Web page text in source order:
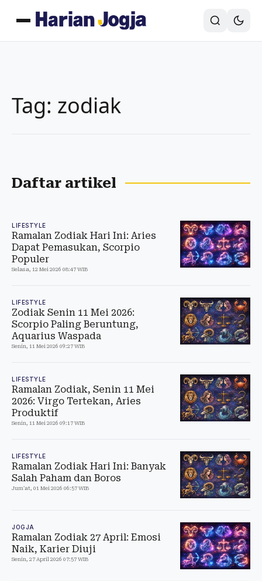
Tag: zodiak
Daftar artikel
LIFESTYLE
Ramalan Zodiak Hari Ini: Aries
Dapat Pemasukan, Scorpio
Populer
Selasa, 12 Mei 2026 08:47 WIB
LIFESTYLE
Zodiak Senin 11 Mei 2026:
Scorpio Paling Beruntung,
Aquarius Waspada
Senin, 11 Mei 2026 09:27 WIB
LIFESTYLE
Ramalan Zodiak, Senin 11 Mei
2026: Virgo Tertekan, Aries
Produktif
Senin, 11 Mei 2026 09:17 WIB
LIFESTYLE
Ramalan Zodiak Hari Ini: Banyak
Salah Paham dan Boros
Jum'at, 01 Mei 2026 06:57 WIB
JOGJA
Ramalan Zodiak 27 April: Emosi
Naik, Karier Diuji
Senin, 27 April 2026 07:57 WIB